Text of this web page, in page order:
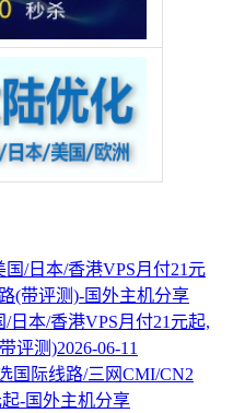
日本/香港VPS月付21元起,
评测)2026-06-11